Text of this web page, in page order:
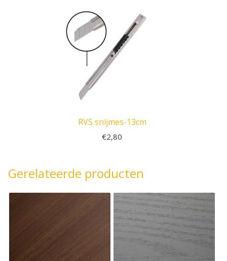
RVS snijmes-13cm
€2,80
Gerelateerde producten